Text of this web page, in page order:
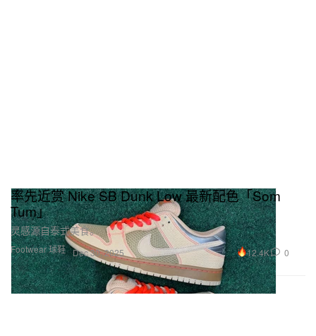
Footwear 球鞋
率先近赏 Nike SB Dunk Low 最新配色「Som
Tum」
灵感源自泰式美食。
Dec 30, 2025 12.4K 0